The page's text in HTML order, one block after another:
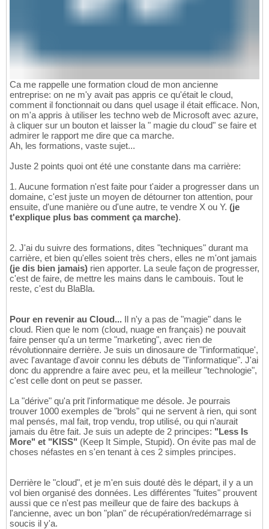
Ca me rappelle une formation cloud de mon ancienne
entreprise: on ne m'y avait pas appris ce qu'était le cloud,
comment il fonctionnait ou dans quel usage il était efficace. Non,
on m'a appris à utiliser les techno web de Microsoft avec azure,
à cliquer sur un bouton et laisser la " magie du cloud" se faire et
admirer le rapport me dire que ca marche.
Ah, les formations, vaste sujet...
Juste 2 points quoi ont été une constante dans ma carrière:
1. Aucune formation n'est faite pour t'aider a progresser dans un
domaine, c'est juste un moyen de détourner ton attention, pour
ensuite, d'une manière ou d'une autre, te vendre X ou Y. (je
t'explique plus bas comment ça marche).
2. J'ai du suivre des formations, dites "techniques" durant ma
carrière, et bien qu'elles soient très chers, elles ne m'ont jamais
(je dis bien jamais) rien apporter. La seule façon de progresser,
c'est de faire, de mettre les mains dans le cambouis. Tout le
reste, c'est du BlaBla.
Pour en revenir au Cloud... Il n'y a pas de "magie" dans le
cloud. Rien que le nom (cloud, nuage en français) ne pouvait
faire penser qu'a un terme "marketing", avec rien de
révolutionnaire derrière. Je suis un dinosaure de "l'informatique',
avec l'avantage d'avoir connu les débuts de "l'informatique". J'ai
donc du apprendre a faire avec peu, et la meilleur "technologie",
c'est celle dont on peut se passer.
La "dérive" qu'a prit l'informatique me désole. Je pourrais
trouver 1000 exemples de "brols" qui ne servent à rien, qui sont
mal pensés, mal fait, trop vendu, trop utilisé, ou qui n'aurait
jamais du être fait. Je suis un adepte de 2 principes: "Less Is
More" et "KISS" (Keep It Simple, Stupid). On évite pas mal de
choses néfastes en s'en tenant à ces 2 simples principes.
Derrière le "cloud", et je m'en suis douté dès le départ, il y a un
vol bien organisé des données. Les différentes "fuites" prouvent
aussi que ce n'est pas meilleur que de faire des backups à
l'ancienne, avec un bon "plan" de récupération/redémarrage si
soucis il y'a.